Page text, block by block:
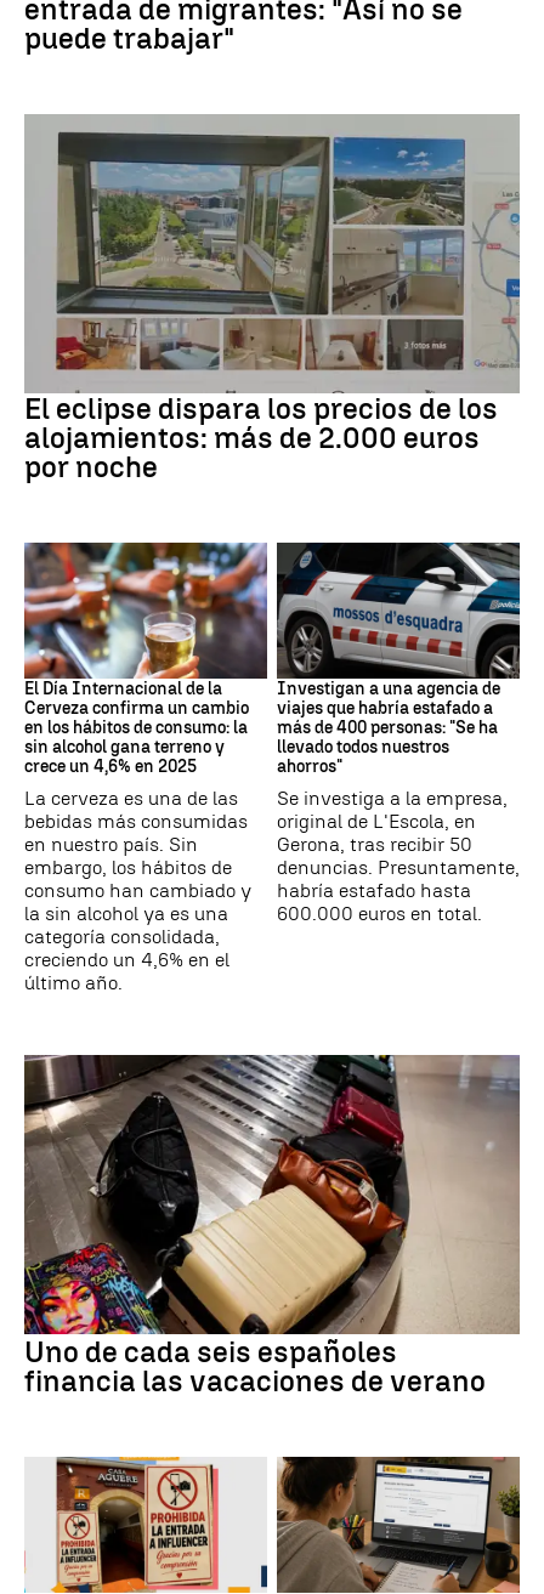
entrada de migrantes: "Así no se
puede trabajar"
Eclipse solar
El eclipse dispara los precios de los
alojamientos: más de 2.000 euros
por noche
Día Internacional Cerveza
El Día Internacional de la
Cerveza confirma un cambio
en los hábitos de consumo: la
sin alcohol gana terreno y
crece un 4,6% en 2025
La cerveza es una de las
bebidas más consumidas
en nuestro país. Sin
embargo, los hábitos de
consumo han cambiado y
la sin alcohol ya es una
categoría consolidada,
creciendo un 4,6% en el
último año.
Estafa
Investigan a una agencia de
viajes que habría estafado a
más de 400 personas: "Se ha
llevado todos nuestros
ahorros"
Se investiga a la empresa,
original de L'Escola, en
Gerona, tras recibir 50
denuncias. Presuntamente,
habría estafado hasta
600.000 euros en total.
Uno de cada seis españoles
financia las vacaciones de verano